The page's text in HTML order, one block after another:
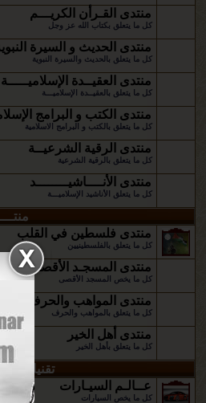
منتدى القـرأن الكريـــم
كل ما يتعلق بكتاب الله عز وجل
منتدى الحديث و السيرة
كل ما يتعلق بالحديث والسيرة النبوية
منتدى العقيــدة الإسلاميـــــة
كل ما يتعلق بالعقيــدة الإسلاميـــة
منتدى الكتب و البرامج
كل ما يتعلق بالكتب و البرامج الاسلامية
منتدى الرقية الشرعيــة
كل ما يتعلق بالرقية الشرعية
منتدى الأنــــاشيــــــــد
كل ما يتعلق الأناشيد الإسلاميـــة
منتدى فلسطين في القلب
كل ما يتعلق بالفلسطينيين
منتدى المسجـد الأقصـى
كل ما يخص المسجد الأقصى
منتدى المواهب والحرف
كل ما يتعلق بالمواهب والحرف
منتدى أهل الخير
كل ما يتعلق بأهل الخير
تقنيات
عــالـم السيـارات
كل ما يخص السيارات